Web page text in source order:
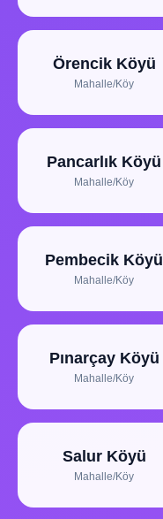
Örencik Köyü
Mahalle/Köy
Pancarlık Köyü
Mahalle/Köy
Pembecik Köyü
Mahalle/Köy
Pınarçay Köyü
Mahalle/Köy
Salur Köyü
Mahalle/Köy